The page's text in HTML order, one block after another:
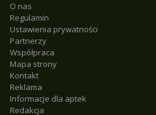
O nas
Regulamin
Ustawienia prywatności
Partnerzy
Współpraca
Mapa strony
Kontakt
Reklama
Informacje dla aptek
Redakcja